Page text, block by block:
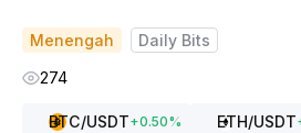
Menengah
Daily Bits
274
BTC/USDT+0.50% ETH/USDT